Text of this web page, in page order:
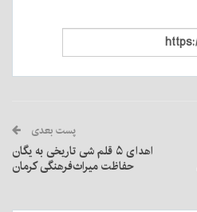
پست بعدی
اهدای ۵ قلم شی تاریخی به یگان
حفاظت میراث‌فرهنگی کرمان